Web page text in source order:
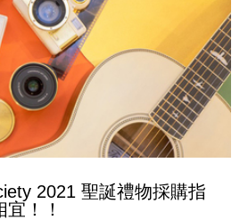
2021 聖誕禮物採購指
！！